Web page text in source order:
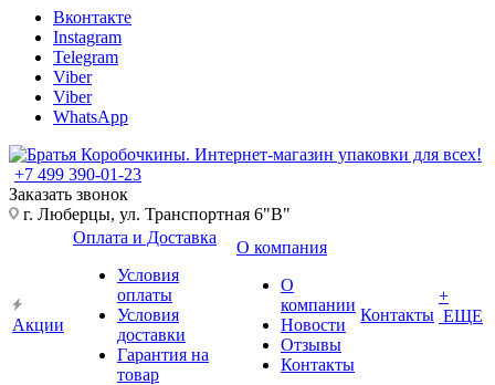
Вконтакте
Instagram
Telegram
Viber
Viber
WhatsApp
+7 499 390-01-23
Заказать звонок
г. Люберцы, ул. Транспортная 6"В"
Акции
Оплата и Доставка
Условия
оплаты
Условия
доставки
Гарантия на
товар
О компания
О
компании
Новости
Отзывы
Контакты
Контакты
+
ЕЩЕ